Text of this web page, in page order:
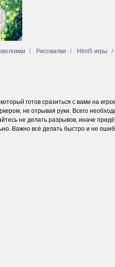
Рисовалки Html5 игры
готов сразиться с вами на
не отрывая руки. Всего
не делать разрывов, иначе
Важно всё делать быстро и не